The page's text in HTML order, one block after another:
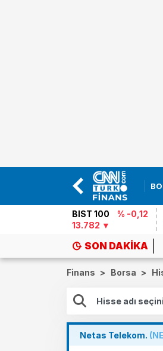
BIST 100
% -0,12
13.782
SON DAKIKA
DAKİKA HABERİ: Trump: İran`la a...
Finans > Borsa >
Netas Telekom.